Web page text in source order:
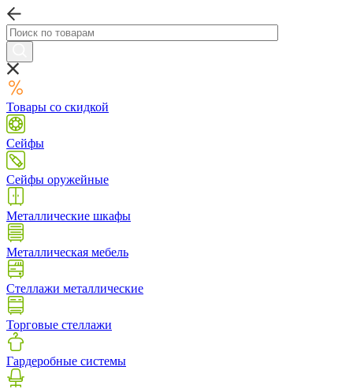
Товары со скидкой
Сейфы
Сейфы оружейные
Металлические шкафы
Металлическая мебель
Стеллажи металлические
Торговые стеллажи
Гардеробные системы